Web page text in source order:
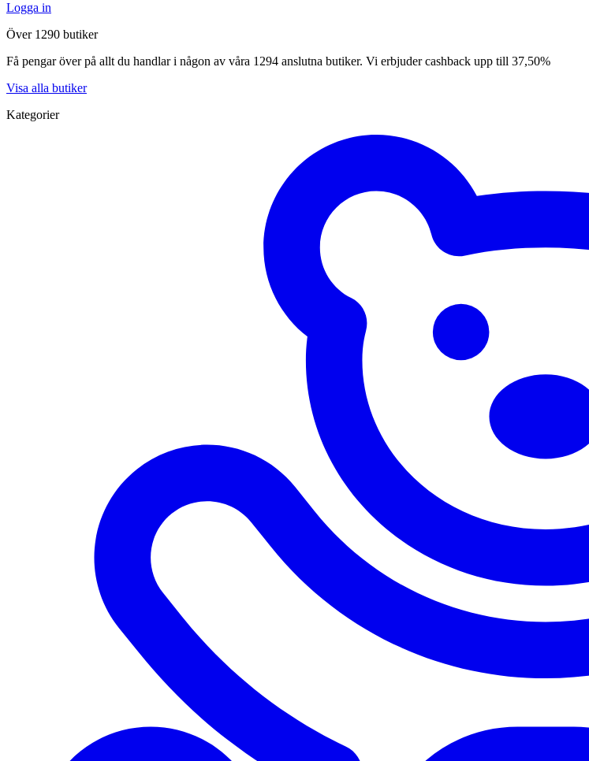
Logga in
Över 1290 butiker
Få pengar över på allt du handlar i någon av våra 1294 anslutna butiker. Vi erbjuder cashback upp till 37,50%
Visa alla butiker
Kategorier